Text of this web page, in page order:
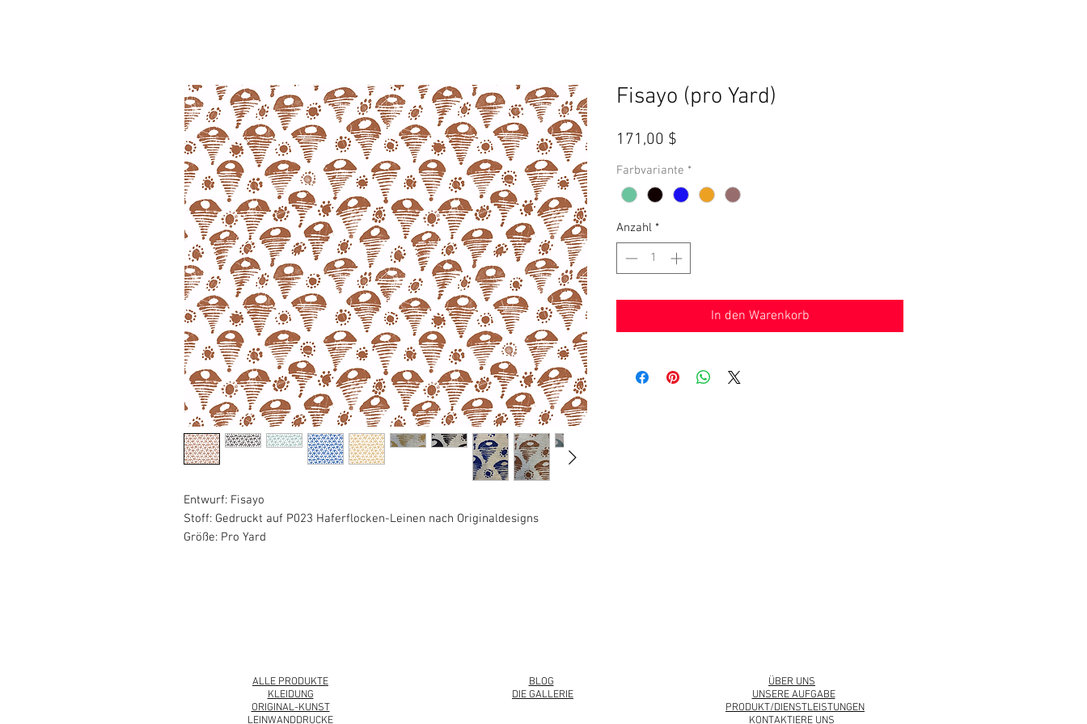
Entwurf: Fisayo
Stoff: Gedruckt auf P023 Haferflocken-Leinen nach Originaldesigns
Größe: Pro Yard
Fisayo (pro Yard)
171,00 $
Farbvariante *
Anzahl *
In den Warenkorb
ALLE PRODUKTE
KLEIDUNG
ORIGINAL-KUNST
LEINWANDDRUCKE
BLOG
ÜBER UNS
DIE GALLERIE
UNSERE AUFGABE
PRODUKT/DIENSTLEISTUNGEN
KONTAKTIERE UNS